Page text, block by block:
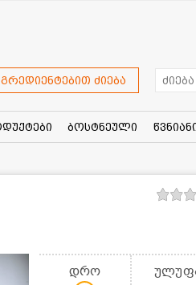
ძიება
ბოსტნეული
დრო